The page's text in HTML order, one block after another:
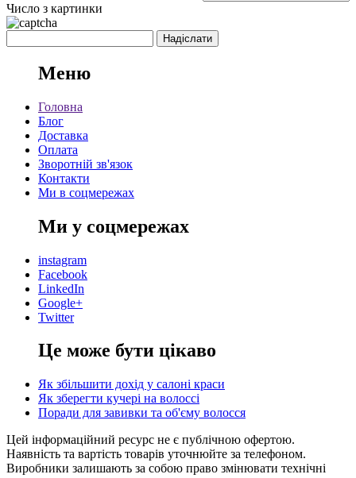
Число з картинки
Меню
Головна
Блог
Доставка
Оплата
Зворотній зв'язок
Контакти
Ми в соцмережах
Ми у соцмережах
instagram
Facebook
LinkedIn
Google+
Twitter
Це може бути цікаво
Як збільшити дохід у салоні краси
Як зберегти кучері на волоссі
Поради для завивки та об'єму волосся
Цей інформаційний ресурс не є публічною офертою.
Наявність та вартість товарів уточнюйте за телефоном.
Виробники залишають за собою право змінювати технічні